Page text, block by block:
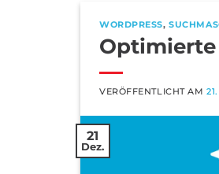
WORDPRESS,
Optimierte
VERÖFFENTLICHT AM
21
Dez.